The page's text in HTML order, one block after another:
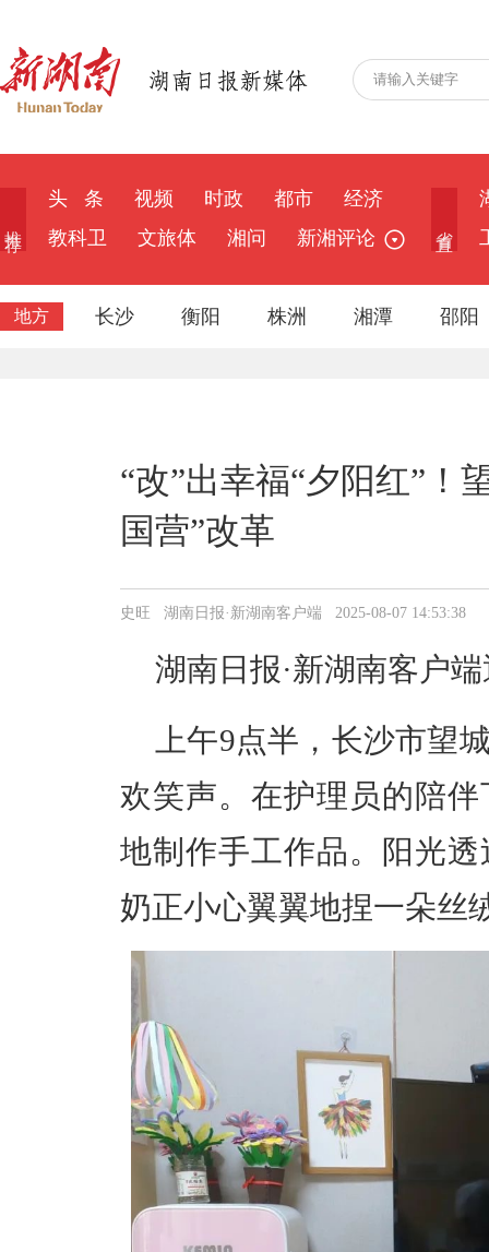
头 条 视频 时政 都市
经济
教科卫
文旅体 湘问 新湘评论
地方 长沙 衡阳 株洲 湘潭 邵阳
“改”出幸福“夕阳红”！
国营”改革
史旺 湖南日报·新湖南客户端 2025-08-07 14:53:38
湖南日报·新湖南客户
上午9点半， 长沙市望
欢笑声。在护理员的陪
地制作手工作品。阳光
奶正小心翼翼地捏一朵丝